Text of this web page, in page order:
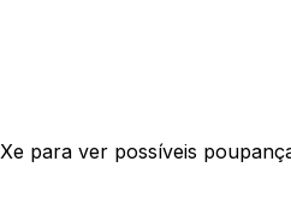
para ver possíveis